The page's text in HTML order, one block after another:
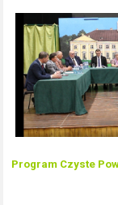
Program Czyste